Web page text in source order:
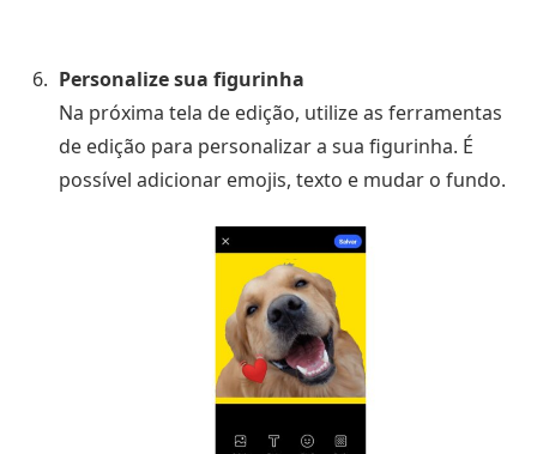
Personalize sua figurinha
Na próxima tela de edição, utilize as ferramentas
de edição para personalizar a sua figurinha. É
possível adicionar emojis, texto e mudar o fundo.